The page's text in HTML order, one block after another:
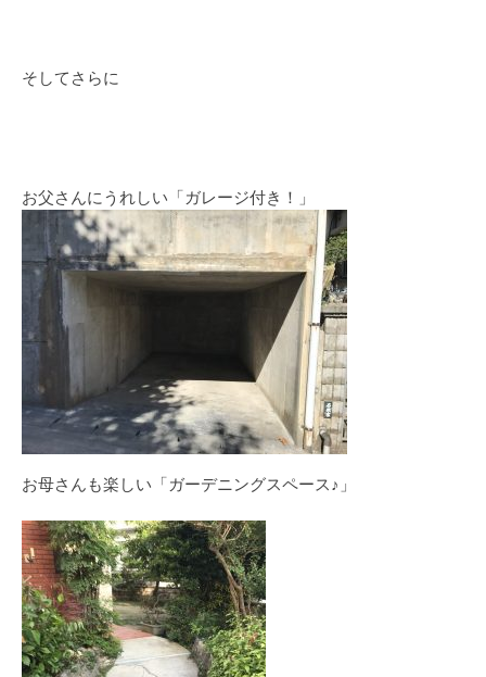
そしてさらに
お父さんにうれしい「ガレージ付き！」
お母さんも楽しい「ガーデニングスペース♪」